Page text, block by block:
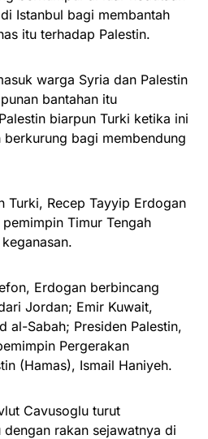
Istanbul bagi membantah
itu terhadap Palestin.
warga Syria dan Palestin
bantahan itu
biarpun Turki ketika ini
berkurung bagi membendung
Turki, Recep Tayyip Erdogan
Timur Tengah
Erdogan berbincang
Jordan; Emir Kuwait,
al-Sabah; Presiden Palestin,
Pergerakan
(Hamas), Ismail Haniyeh.
Cavusoglu turut
rakan sejawatnya di